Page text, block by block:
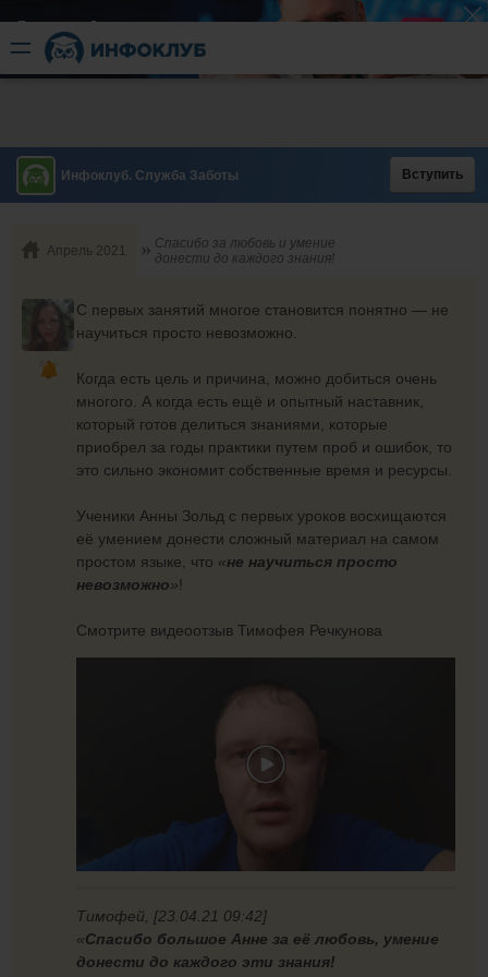
Быстрый разгон
​в короткие сроки
Инфоклуб. Служба Заботы Вступить
Апрель 2021
Спасибо за любовь и умение
донести до каждого знания!
С первых занятий многое становится понятно — не
научиться просто невозможно.
Когда есть цель и причина, можно добиться очень
многого. А когда есть ещё и опытный наставник,
который готов делиться знаниями, которые
приобрел за годы практики путем проб и ошибок, то
это сильно экономит собственные время и ресурсы.
Ученики Анны Зольд с первых уроков восхищаются
её умением донести сложный материал на самом
простом языке, что «не научиться просто
невозможно»!
Смотрите видеоотзыв Тимофея Речкунова
Тимофей, [23.04.21 09:42]
«Спасибо большое Анне за её любовь, умение
донести до каждого эти знания!